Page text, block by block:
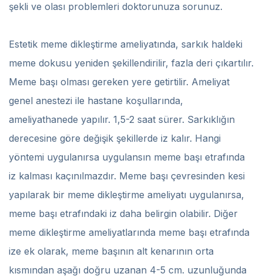
şekli ve olası problemleri doktorunuza sorunuz.
Estetik meme dikleştirme ameliyatında, sarkık haldeki
meme dokusu yeniden şekillendirilir, fazla deri çıkartılır.
Meme başı olması gereken yere getirtilir. Ameliyat
genel anestezi ile hastane koşullarında,
ameliyathanede yapılır. 1,5-2 saat sürer. Sarkıklığın
derecesine göre değişik şekillerde iz kalır. Hangi
yöntemi uygulanırsa uygulansın meme başı etrafında
iz kalması kaçınılmazdır. Meme başı çevresinden kesi
yapılarak bir meme dikleştirme ameliyatı uygulanırsa,
meme başı etrafındaki iz daha belirgin olabilir. Diğer
meme dikleştirme ameliyatlarında meme başı etrafında
ize ek olarak, meme başının alt kenarının orta
kısmından aşağı doğru uzanan 4-5 cm. uzunluğunda